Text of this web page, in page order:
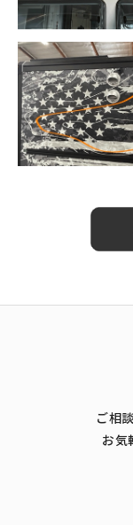
ご相
お気